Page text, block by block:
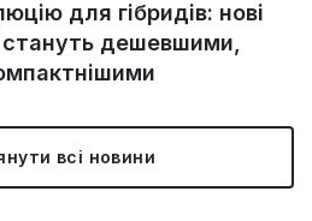
для гібридів: нові
стануть дешевшими,
всі новини